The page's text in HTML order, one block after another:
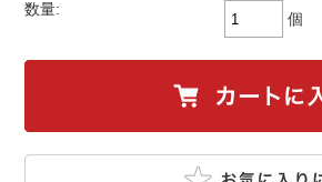
数量:
個